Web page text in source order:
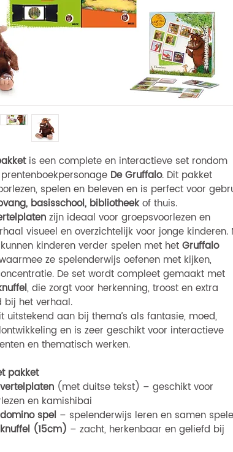
is een complete en interactieve set rondom
De Gruffalo. Dit pakket
spelen en beleven en is perfect voor
basisschool, bibliotheekof thuis.
zijn ideaal voor groepsvoorlezen en
visueel en overzichtelijk voor jonge kinderen.
kinderen verder spelen met het Gruffalo
ze spelenderwijs oefenen met kijken,
De set wordt compleet gemaakt met
, die zorgt voor herkenning, troost en extra
bij het verhaal.
uitstekend aan bij thema’s als fantasie, moed,
en is zeer geschikt voor interactieve
en thematisch werken.
pakket
(met duitse tekst) – geschikt voor
en kamishibai
spel – spelenderwijs leren en samen
(15cm) – zacht, herkenbaar en geliefd bij